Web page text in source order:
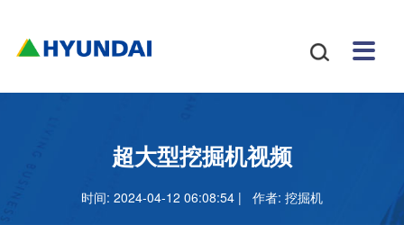

样
机
体育
吗
足球
超大型挖掘机视频
时间: 2024-04-12 06:08:54 | 作者: 挖掘机